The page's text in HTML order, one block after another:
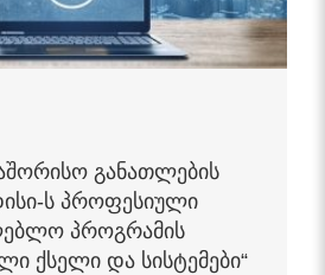
განათლების
ს პროფესიული
პროგრამის
ქსელი და სისტემები“